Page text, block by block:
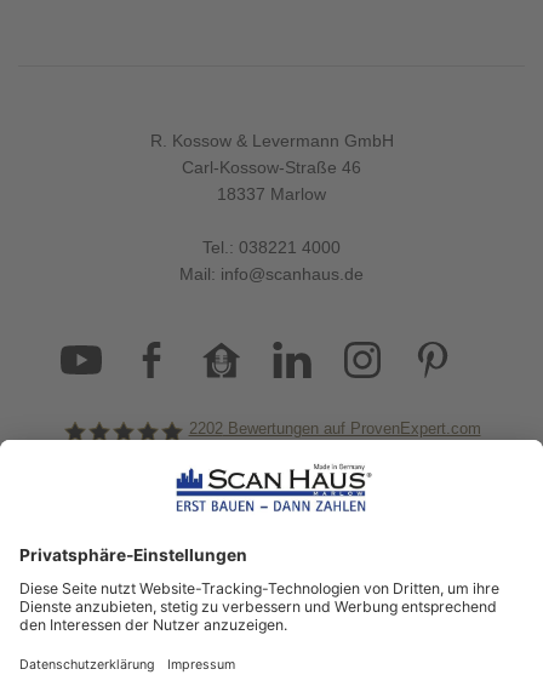
R. Kossow & Levermann GmbH
Carl-Kossow-Straße 46
18337 Marlow
Tel.: 038221 4000
Mail: info@scanhaus.de
ScanHaus Marlow
2202 Bewertungen auf ProvenExpert.com
informiert!
Aktuelle News rund um ScanHaus &
das Thema Hausbau